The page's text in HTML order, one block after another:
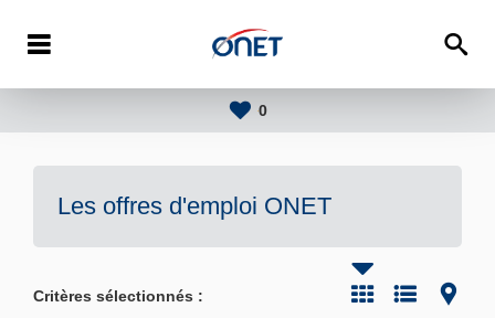
0
Les offres d'emploi ONET
Critères sélectionnés :